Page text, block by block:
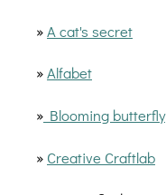
»A cat's secret
»Alfabet
» Blooming butterfly
» Creative Craftlab